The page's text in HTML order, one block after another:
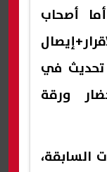
أصحاب
في
ورقة
السابقة،